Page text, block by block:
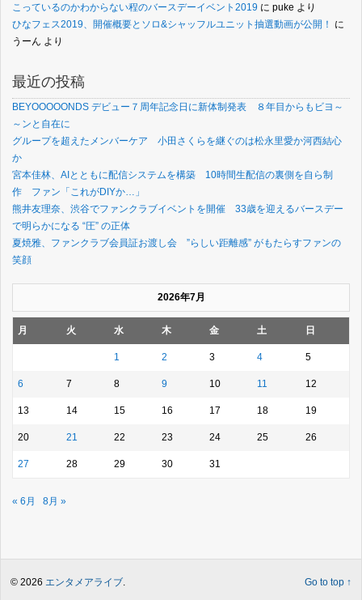
こっているのかわからない程のバースデーイベント2019 に puke より
ひなフェス2019、開催概要とソロ&シャッフルユニット抽選動画が公開！
に
うーん より
最近の投稿
BEYOOOOONDS デビュー７周年記念日に新体制発表 ８年目からもビヨ～
～ンと自在に
グループを超えたメンバーケア 小田さくらを継ぐのは松永里愛か河西結心
か
宮本佳林、AIとともに配信システムを構築 10時間生配信の裏側を自ら制
作 ファン「これがDIYか…」
熊井友理奈、渋谷でファンクラブイベントを開催 33歳を迎えるバースデー
で明らかになる “圧” の正体
夏焼雅、ファンクラブ会員証お渡し会 ”らしい距離感” がもたらすファンの
笑顔
2026年7月
月 火 水 木 金 土 日
1 2 3 4 5
6 7 8 9 10 11 12
13 14 15 16 17 18 19
20 21 22 23 24 25 26
27 28 29 30 31
« 6月 8月 »
Go to top ↑
© 2026 エンタメアライブ.